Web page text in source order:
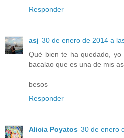
Responder
asj 30 de enero de 2014 a
Qué bien te ha quedado,
bacalao que es una de mis
besos
Responder
Alicia Poyatos 30 de enero